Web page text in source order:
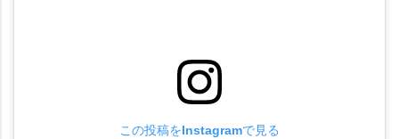
この投稿をInstagramで見る